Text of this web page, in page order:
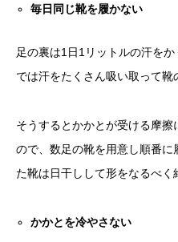
毎日同じ靴を履かない
足の裏は1日1リットルの汗を
では汗をたくさん吸い取って靴
そうするとかかとが受ける摩
ので、数足の靴を用意し順番
た靴は日干しして形をなるべく
かかとを冷やさない